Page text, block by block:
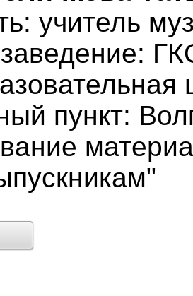
учитель
пункт: